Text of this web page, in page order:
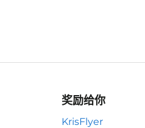
奖励给你
KrisFlyer